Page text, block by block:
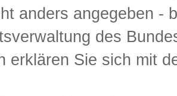
anders angegeben -
des
erklären Sie sich mit